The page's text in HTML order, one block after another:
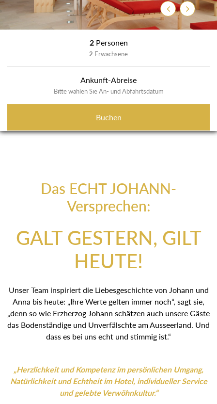
ZurückWeiter
2 Personen
2 Erwachsene
Ankunft-Abreise
Bitte wählen Sie An- und Abfahrtsdatum
Buchen
Das ECHT JOHANN-
Versprechen:
GALT GESTERN, GILT
HEUTE!
Unser Team inspiriert die Liebesgeschichte von Johann und
Anna bis heute: „Ihre Werte gelten immer noch“, sagt sie,
„denn so wie Erzherzog Johann schätzen auch unsere Gäste
das Bodenständige und Unverfälschte am Ausseerland. Und
dass es bei uns echt und stimmig ist.“
„Herzlichkeit und Kompetenz im persönlichen Umgang,
Natürlichkeit und Echtheit im Hotel, individueller Service
und gelebte Verwöhnkultur.“